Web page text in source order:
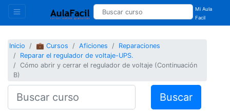
Mi Aula
Facil
Inicio 💼 Cursos Aficiones
Reparaciones
Reparar el regulador de voltaje-UPS.
Cómo abrir y cerrar el regulador de voltaje (Continuación
B)
Buscar